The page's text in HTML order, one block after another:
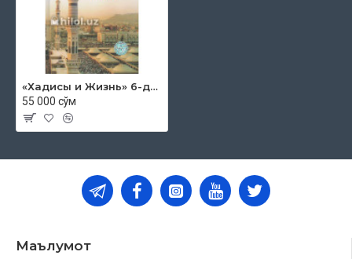
— уважительные причины для пропуска намазов с
джамаъатом;
— обладатели достоинств больше других имеют право на
имамат
— имамат раба,
несовершеннолетнего ребенка;
имаму;
— в намазе надлежит давать подсказки имаму.
«Хадисы и Жизнь» 6-джуз. Книга о намазе
55 000 сўм
Маълумот